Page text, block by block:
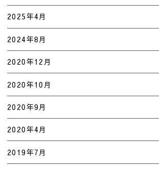
2025年4月
2024年8月
2020年12月
2020年10月
2020年9月
2020年4月
2019年7月